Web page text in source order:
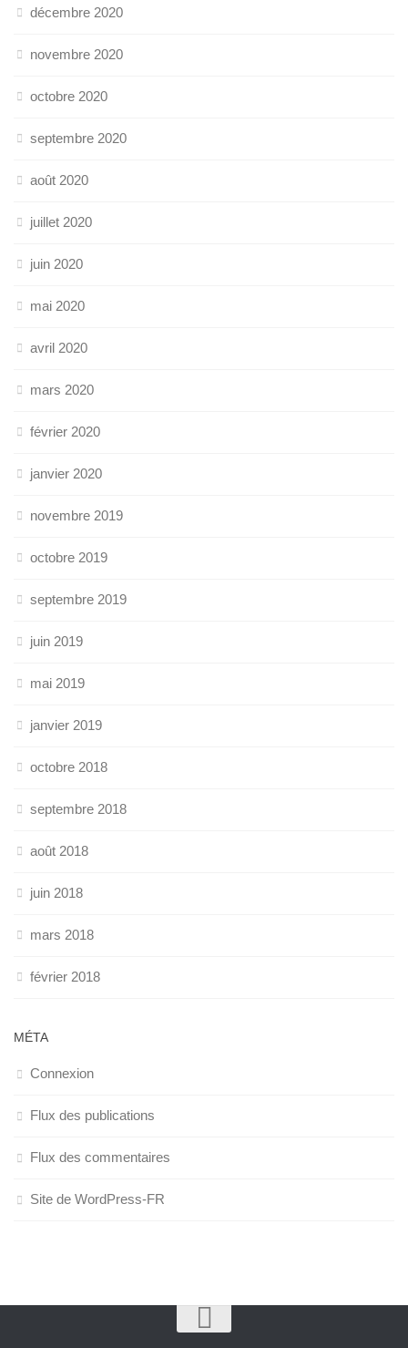
décembre 2020
novembre 2020
octobre 2020
septembre 2020
août 2020
juillet 2020
juin 2020
mai 2020
avril 2020
mars 2020
février 2020
janvier 2020
novembre 2019
octobre 2019
septembre 2019
juin 2019
mai 2019
janvier 2019
octobre 2018
septembre 2018
août 2018
juin 2018
mars 2018
février 2018
MÉTA
Connexion
Flux des publications
Flux des commentaires
Site de WordPress-FR